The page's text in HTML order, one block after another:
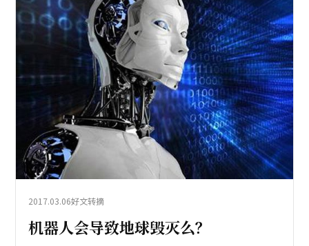
2017.03.06好文转摘
机器人会导致地球毁灭么？